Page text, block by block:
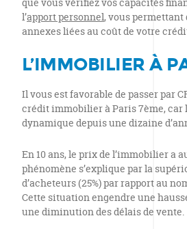
l’apport personnel, vous
annexes liées au coût de votre
L’IMMOBILIER À
Il vous est favorable de passer par
crédit immobilier à Paris 7ème, car
dynamique depuis une dizaine
En 10 ans, le prix de l’immobilier a
phénomène s’explique par la
d’acheteurs (25%) par rapport au
Cette situation engendre une
une diminution des délais de vente.